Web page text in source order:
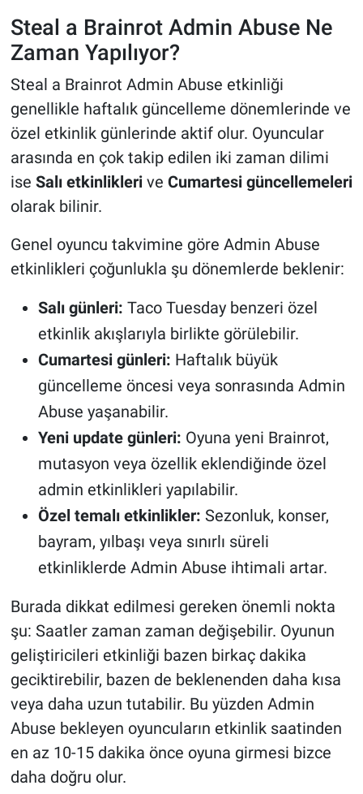
Steal a Brainrot Admin Abuse Ne
Zaman Yapılıyor?
Steal a Brainrot Admin Abuse etkinliği
genellikle haftalık güncelleme dönemlerinde ve
özel etkinlik günlerinde aktif olur. Oyuncular
arasında en çok takip edilen iki zaman dilimi
ise Salı etkinliklerive Cumartesi güncellemeleri
olarak bilinir.
Genel oyuncu takvimine göre Admin Abuse
etkinlikleri çoğunlukla şu dönemlerde beklenir:
Salı günleri: Taco Tuesday benzeri özel
etkinlik akışlarıyla birlikte görülebilir.
Cumartesi günleri: Haftalık büyük
güncelleme öncesi veya sonrasında Admin
Abuse yaşanabilir.
Yeni update günleri: Oyuna yeni Brainrot,
mutasyon veya özellik eklendiğinde özel
admin etkinlikleri yapılabilir.
Özel temalı etkinlikler: Sezonluk, konser,
bayram, yılbaşı veya sınırlı süreli
etkinliklerde Admin Abuse ihtimali artar.
Burada dikkat edilmesi gereken önemli nokta
şu: Saatler zaman zaman değişebilir. Oyunun
geliştiricileri etkinliği bazen birkaç dakika
geciktirebilir, bazen de beklenenden daha kısa
veya daha uzun tutabilir. Bu yüzden Admin
Abuse bekleyen oyuncuların etkinlik saatinden
en az 10-15 dakika önce oyuna girmesi bizce
daha doğru olur.